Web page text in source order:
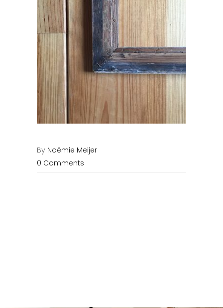
By Noémie Meijer
0 Comments